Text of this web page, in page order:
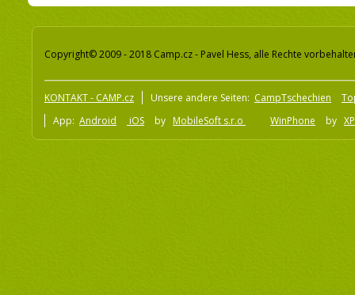
Copyright© 2009 - 2018 Camp.cz - Pavel Hess, alle Rechte
KONTAKT - CAMP.cz Unsere andere Seiten: CampTschechien
App: Android iOS by MobileSoft s.r.o WinPhone by